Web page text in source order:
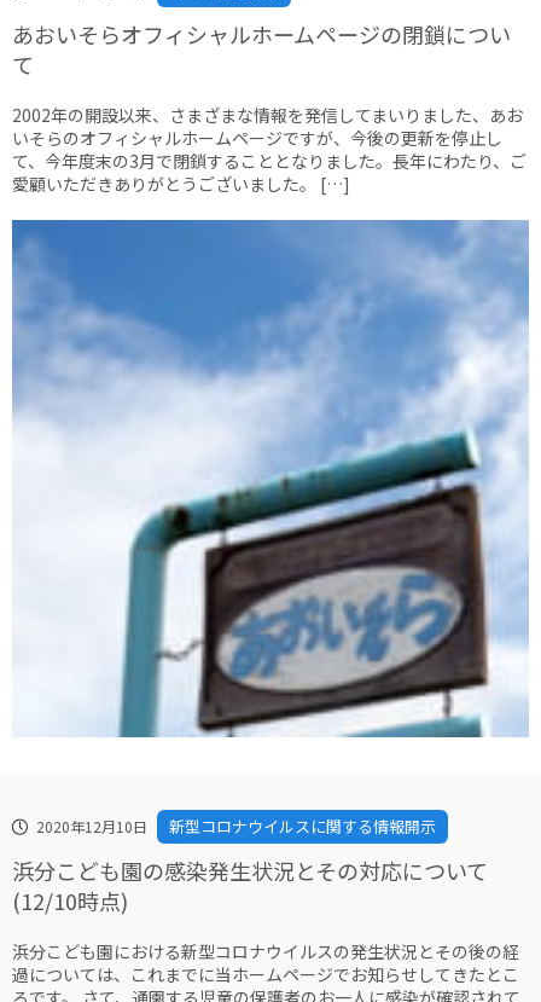
あおいそらオフィシャルホームページの閉鎖につい
て
2002年の開設以来、さまざまな情報を発信してまいりました、あお
いそらのオフィシャルホームページですが、今後の更新を停止し
て、今年度末の3月で閉鎖することとなりました。長年にわたり、ご
愛顧いただきありがとうございました。 […]
2020年12月10日 新型コロナウイルスに関する情報開示
浜分こども園の感染発生状況とその対応について
(12/10時点)
浜分こども園における新型コロナウイルスの発生状況とその後の経
過については、これまでに当ホームページでお知らせしてきたとこ
ろです。 さて、通園する児童の保護者のお一人に感染が確認されて